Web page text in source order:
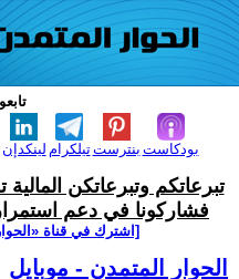
لينكدإن تيلكرامبنترست بودكاست
تبرعاتكم وتبرعاتكن
فشاركونا في دعم
[اشترك في قناة
الحوار المتمدن - موبايل